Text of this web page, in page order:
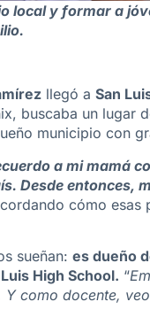
local y formar a
llegó a San
buscaba un lugar
municipio con
a mi mamá
Desde entonces,
cómo
sueñan: es dueño
High School. “
como docente,